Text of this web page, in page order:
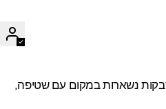
נשארות במקום עם שטיפה,